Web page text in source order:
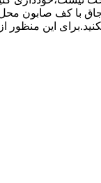
نباید از ۱.۵ متر
این منظور از